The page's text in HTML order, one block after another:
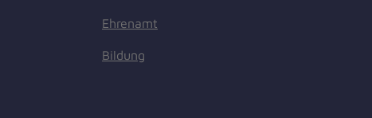
Ehrenamt
Bildung